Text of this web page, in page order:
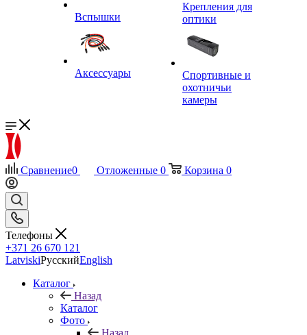
Вспышки
Аксессуары
Крепления для
оптики
Спортивные и
охотничьи
камеры
Сравнение0 Отложенные 0 Корзина 0
Телефоны
+371 26 670 121
LatviskiРусскийEnglish
Каталог
Назад
Каталог
Фото
Назад